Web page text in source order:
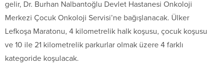
gelir, Dr. Burhan Nalbantoğlu Devlet Hastanesi Onkoloji
Merkezi Çocuk Onkoloji Servisi’ne bağışlanacak. Ülker
Lefkoşa Maratonu, 4 kilometrelik halk koşusu, çocuk koşusu
ve 10 ile 21 kilometrelik parkurlar olmak üzere 4 farklı
kategoride koşulacak.